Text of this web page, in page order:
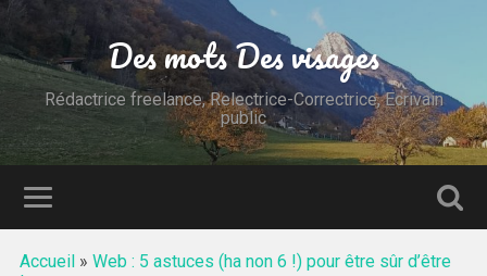
Des mots Des visages
Rédactrice freelance, Relectrice-Correctrice, Ecrivain
public
Accueil» Web : 5 astuces (ha non 6 !) pour être sûr d’être